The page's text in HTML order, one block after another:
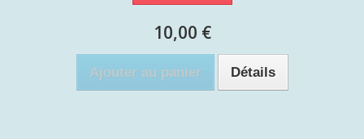
10,00 €
Ajouter au panier Détails